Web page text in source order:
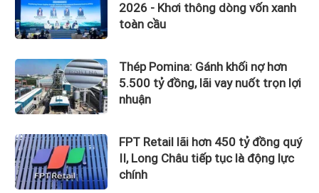
2026 - Khơi thông dòng vốn xanh
toàn cầu
Thép Pomina: Gánh khối nợ hơn
5.500 tỷ đồng, lãi vay nuốt trọn lợi
nhuận
FPT Retail lãi hơn 450 tỷ đồng quý
II, Long Châu tiếp tục là động lực
chính